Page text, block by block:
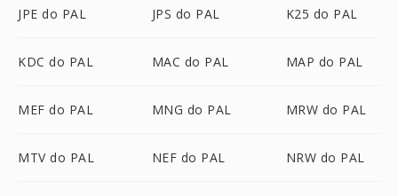
JPE do PAL JPS do PAL K25 do PAL
KDC do PAL MAC do PAL MAP do PAL
MEF do PAL MNG do PAL MRW do PAL
MTV do PAL NEF do PAL NRW do PAL